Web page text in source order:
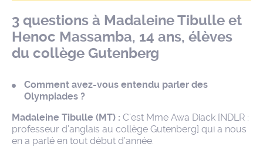
3 questions à Madaleine Tibulle et
Henoc Massamba, 14 ans, élèves
du collège Gutenberg
Comment avez-vous entendu parler des
Olympiades ?
Madaleine Tibulle (MT) : C’est Mme Awa Diack [NDLR :
professeur d’anglais au collège Gutenberg] qui a nous
en a parlé en tout début d’année.